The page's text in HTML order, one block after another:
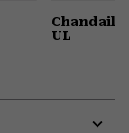
Chandail
UL